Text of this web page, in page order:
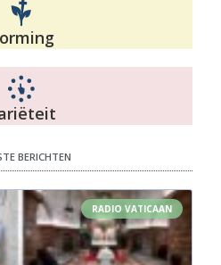
BERICHTEN
RADIO VATICAAN